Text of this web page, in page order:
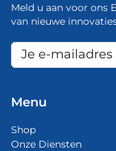
Meld u aan voor ons
van nieuwe
Menu
Shop
Onze Diensten